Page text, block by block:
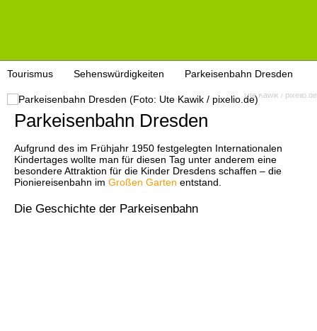
Tourismus Sehenswürdigkeiten Parkeisenbahn Dresden
Ute Kawik / pixelio.de
Parkeisenbahn Dresden
Aufgrund des im Frühjahr 1950 festgelegten Internationalen
Kindertages wollte man für diesen Tag unter anderem eine
besondere Attraktion für die Kinder Dresdens schaffen – die
Pioniereisenbahn im Großen Garten entstand.
Die Geschichte der Parkeisenbahn